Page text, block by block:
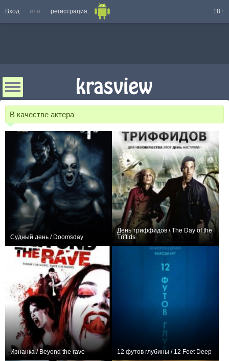
Вход или регистрация 18+
В качестве актера
Судный день / Doomsday
День триффидов / The Day of the
Triffids
Изнанка / Beyond the rave 12 футов глубины / 12 Feet Deep